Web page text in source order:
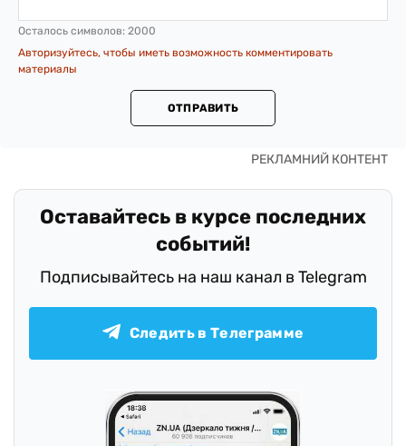
Осталось символов: 2000
Авторизуйтесь, чтобы иметь возможность комментировать
материалы
ОТПРАВИТЬ
Оставайтесь в курсе последних
событий!
Подписывайтесь на наш канал в Telegram
Следить в Телеграмме